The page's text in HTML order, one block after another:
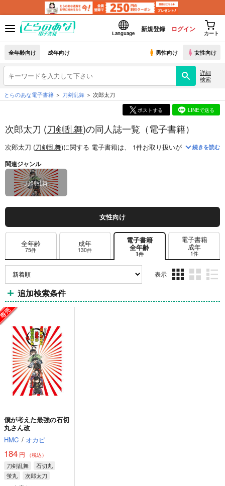
Language
新規登録 ログイン
カート
全年齢向け 成年向け 男性向け 女性向け
詳細
検索
とらのあな電子書籍 刀剣乱舞 次郎太刀
ポストする LINEで送る
次郎太刀 (刀剣乱舞)の同人誌一覧（電子書籍）
次郎太刀 (刀剣乱舞)に関する 電子書籍は、 1件お取り扱いがございます。
続きを読む
関連ジャンル
刀剣乱舞
女性向け
全年齢
75件
成年
130件
電子書籍
全年齢
1件
電子書籍
成年
1件
表示
ム
ム
ム
追加検索条件
僕が考えた最強の石切
丸さん改
HMC / オカピ
184 円 （税込）
刀剣乱舞
石切丸
蛍丸
次郎太刀